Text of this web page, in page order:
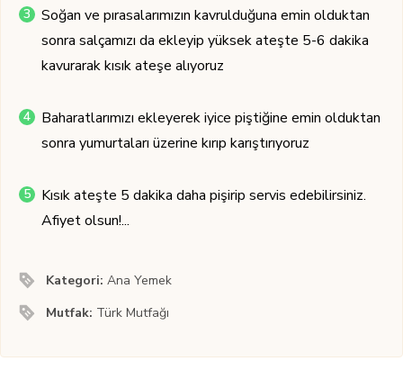
Soğan ve pırasalarımızın kavrulduğuna emin olduktan
sonra salçamızı da ekleyip yüksek ateşte 5-6 dakika
kavurarak kısık ateşe alıyoruz
Baharatlarımızı ekleyerek iyice piştiğine emin olduktan
sonra yumurtaları üzerine kırıp karıştırıyoruz
Kısık ateşte 5 dakika daha pişirip servis edebilirsiniz.
Afiyet olsun!...
Kategori:Ana Yemek
Mutfak: Türk Mutfağı